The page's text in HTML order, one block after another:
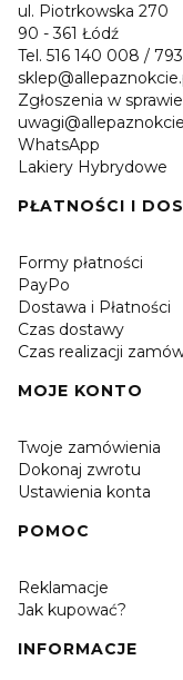
ul. Piotrkowska 270
90 - 361 Łódź
Tel. 516 140 008 /
Zgłoszenia w
WhatsApp
Lakiery Hybrydowe
PŁATNOŚCI I
Formy płatności
PayPo
Dostawa i Płatności
Czas dostawy
Czas realizacji
MOJE KONTO
Twoje zamówienia
Dokonaj zwrotu
Ustawienia konta
POMOC
Reklamacje
Jak kupować?
INFORMACJE